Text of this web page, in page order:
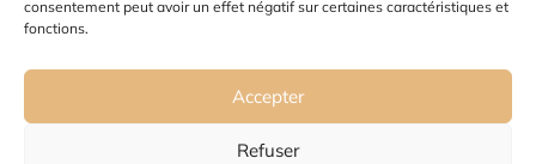
consentement peut avoir un effet négatif sur certaines caractéristiques et
fonctions.
Accepter
Refuser